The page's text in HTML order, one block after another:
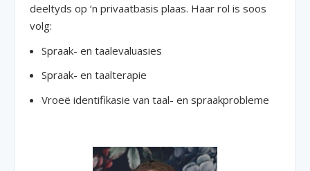
deeltyds op ‘n privaatbasis plaas. Haar rol is soos
volg:
Spraak- en taalevaluasies
Spraak- en taalterapie
Vroeë identifikasie van taal- en spraakprobleme